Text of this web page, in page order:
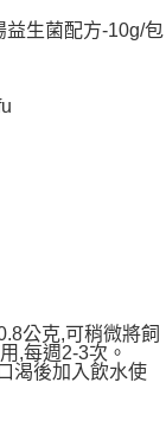
益生菌配方-10g/包
公克,可稍微將飼
,每週2-3次。
渴後加入飲水使